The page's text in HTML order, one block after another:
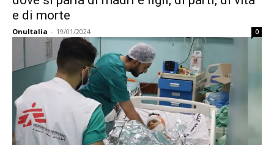
e di morte
OnuItalia - 19/01/2024 0